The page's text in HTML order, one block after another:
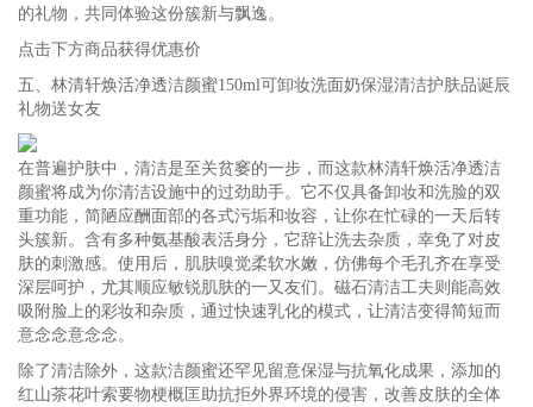
的礼物，共同体验这份簇新与飘逸。
点击下方商品获得优惠价
五、林清轩焕活净透洁颜蜜150ml可卸妆洗面奶保湿清洁护肤品诞辰
礼物送女友
在普遍护肤中，清洁是至关贫窭的一步，而这款林清轩焕活净透洁
颜蜜将成为你清洁设施中的过劲助手。它不仅具备卸妆和洗脸的双
重功能，简陋应酬面部的各式污垢和妆容，让你在忙碌的一天后转
头簇新。含有多种氨基酸表活身分，它辞让洗去杂质，幸免了对皮
肤的刺激感。使用后，肌肤嗅觉柔软水嫩，仿佛每个毛孔齐在享受
深层呵护，尤其顺应敏锐肌肤的一又友们。磁石清洁工夫则能高效
吸附脸上的彩妆和杂质，通过快速乳化的模式，让清洁变得简短而
意念念意念念。
除了清洁除外，这款洁颜蜜还罕见留意保湿与抗氧化成果，添加的
红山茶花叶索要物梗概匡助抗拒外界环境的侵害，改善皮肤的全体